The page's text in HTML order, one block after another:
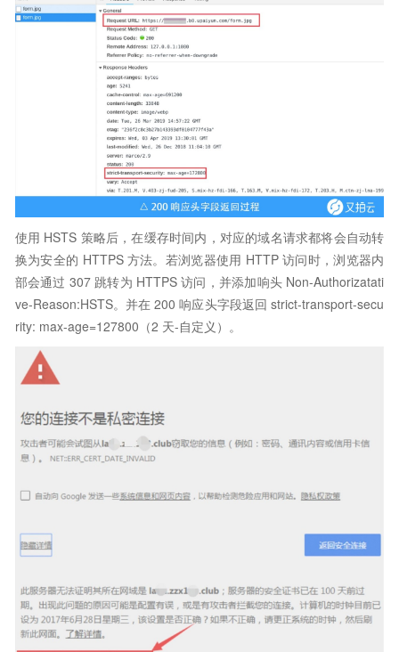
使用 HSTS 策略后，在缓存时间内，对应的域名请求都将会自动转
换为安全的 HTTPS 方法。若浏览器使用 HTTP 访问时，浏览器内
部会通过 307 跳转为 HTTPS 访问，并添加响头 Non-Authorizatati
ve-Reason:HSTS。并在 200 响应头字段返回 strict-transport-secu
rity: max-age=127800（2 天-自定义）。